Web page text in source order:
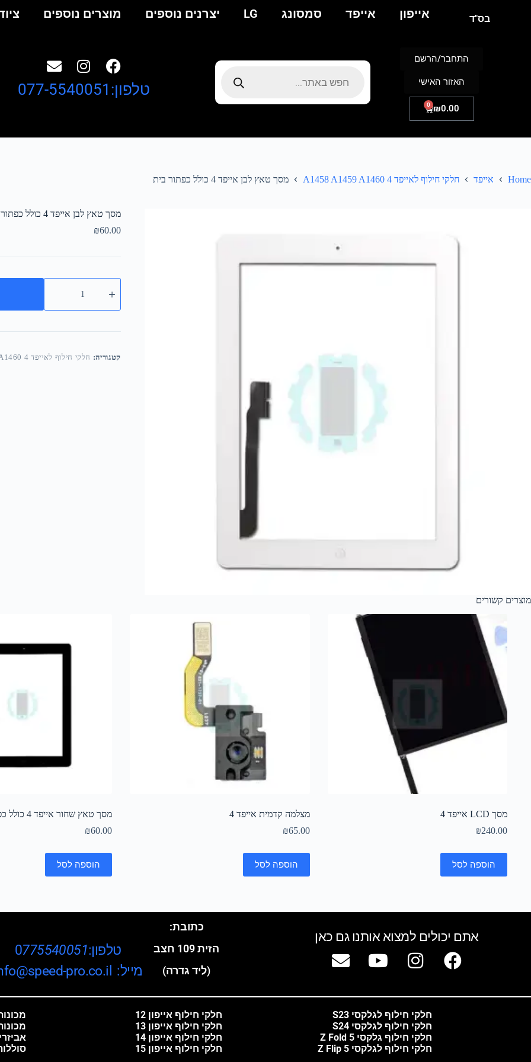
אייפון אייפד סמסונג LG יצרנים נוספים מוצרים נוספים בס"ד
₪0.00
0
התחבר/הרשם
האזור האישי טלפון:077-5540051
Home אייפד חלקי חילוף לאייפד 4 A1458 A1459 A1460 מסך טאץ לבן אייפד 4 כולל כפתור בית
מסך טאץ לבן אייפד 4 כולל כפתור בית
₪60.00
קטגוריה: חלקי חילוף לאייפד 4 A1458 A1459 A1460
מוצרים קשורים
מסך LCD אייפד 4
₪240.00
הוספה לסל
מצלמה קדמית אייפד 4
₪65.00
הוספה לסל
מסך טאץ שחור אייפד 4 כולל כפתור בית
₪60.00
הוספה לסל
אתם יכולים למצוא אותנו גם כאן
טלפון:0775540051
מייל: info@speed-pro.co.il
כתובת:
הזית 109 חצב
(ליד גדרה)
חלקי חילוף אייפון 12
חלקי חילוף אייפון 13
חלקי חילוף אייפון 14
חלקי חילוף אייפון 15
חלקי חילוף לגלקסי S23
חלקי חילוף לגלקסי S24
חלקי חילוף גלקסי Z Fold 5
חלקי חילוף לגלקסי Z Flip 5